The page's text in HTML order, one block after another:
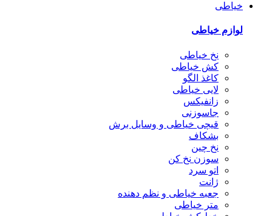
خیاطی
لوازم خیاطی
نخ خیاطی
کش خیاطی
کاغذ الگو
لایی خیاطی
زانفیکس
جاسوزنی
قیچی خیاطی و وسایل برش
بشکاف
نخ چین
سوزن نخ کن
اتو سرد
ژانت
جعبه خیاطی و نظم دهنده
متر خیاطی